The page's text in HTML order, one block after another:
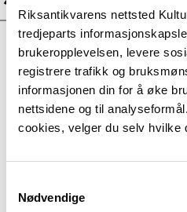
Riksantikvarens nettsted
tredjeparts
brukeropplevelsen, levere
registrere trafikk og
informasjonen din for å øke
nettsidene og til
cookies, velger du selv hvilke
Nødvendige
Arkeologisk
minne
Agder,
Vernestatus:
Automatisk
fredet
Datering:
Flere
Lagt inn av: